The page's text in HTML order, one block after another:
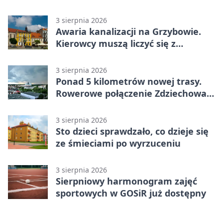
3 sierpnia 2026
Awaria kanalizacji na Grzybowie.
Kierowcy muszą liczyć się z
3 sierpnia 2026
Ponad 5 kilometrów nowej trasy.
Rowerowe połączenie Zdziechowa z
3 sierpnia 2026
Sto dzieci sprawdzało, co dzieje się
ze śmieciami po wyrzuceniu
3 sierpnia 2026
Sierpniowy harmonogram zajęć
sportowych w GOSiR już dostępny